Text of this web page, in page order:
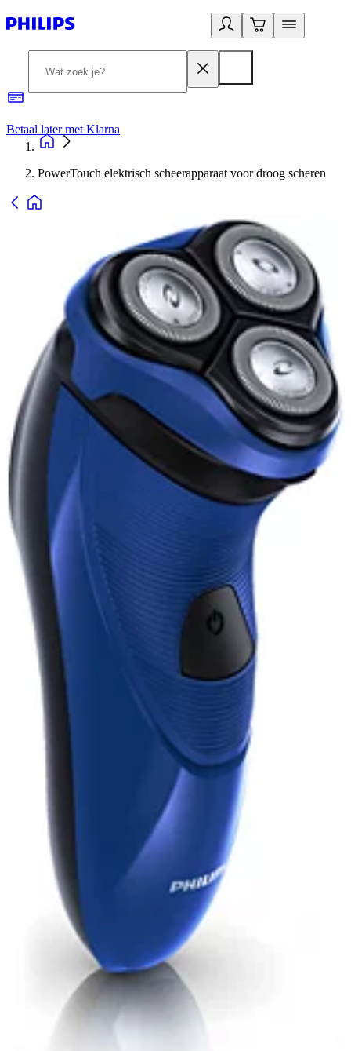
Betaal later met Klarna
PowerTouch elektrisch scheerapparaat voor droog scheren